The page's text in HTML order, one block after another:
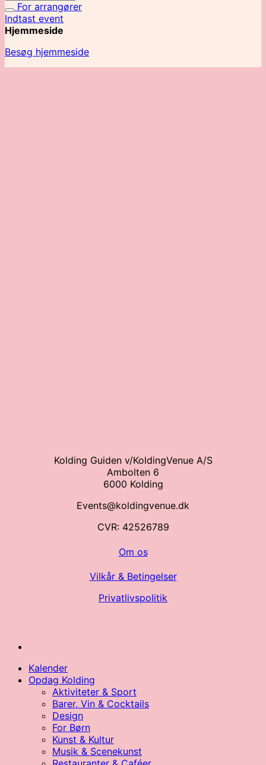
For arrangører
Indtast event
Hjemmeside
Besøg hjemmeside
Kolding Guiden v/KoldingVenue A/S
Ambolten 6
6000 Kolding
Events@koldingvenue.dk
CVR: 42526789
Om os
Vilkår & Betingelser
Privatlivspolitik
Kalender
Opdag Kolding
Aktiviteter & Sport
Barer, Vin & Cocktails
Design
For Børn
Kunst & Kultur
Musik & Scenekunst